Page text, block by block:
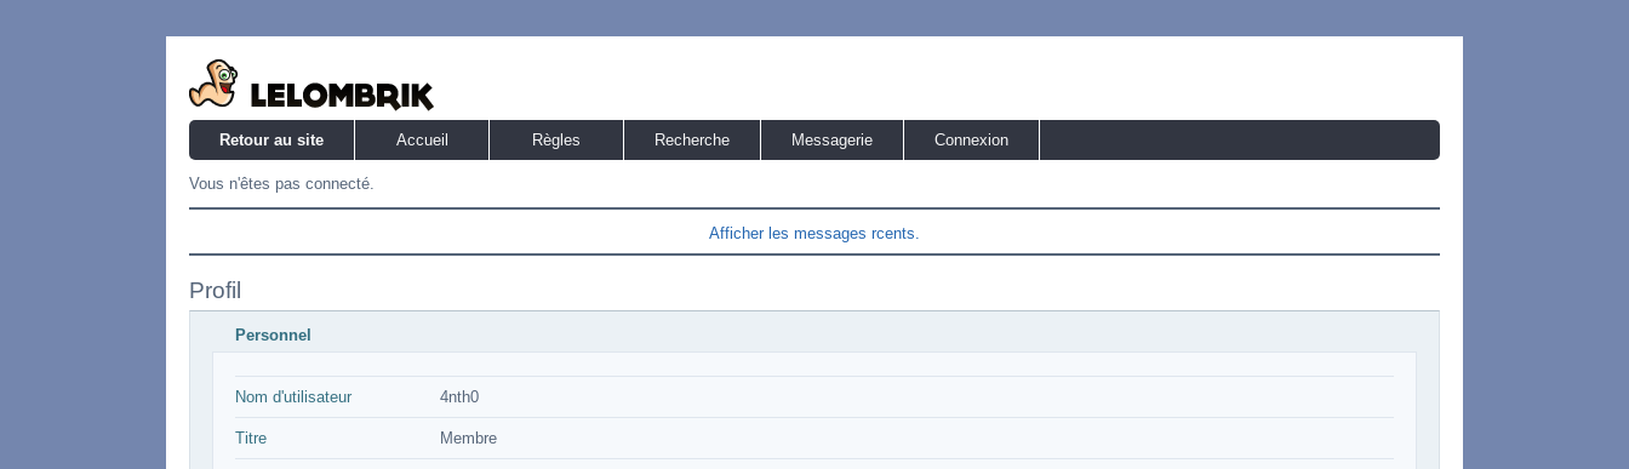
Retour au site Accueil Règles Recherche Messagerie Connexion
Vous n'êtes pas connecté.
Afficher les messages rcents.
Profil
Personnel
Nom d'utilisateur 4nth0
Titre Membre